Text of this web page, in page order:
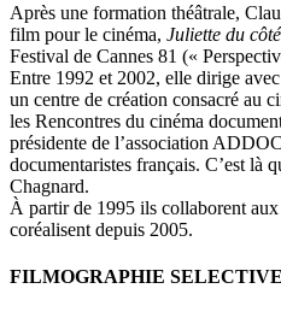
Après une formation théâtrale,
film pour le cinéma, Juliette du
Festival de Cannes 81 («
Entre 1992 et 2002, elle dirige
un centre de création consacré au
les Rencontres du cinéma
présidente de l’association
documentaristes français. C’est là
Chagnard.
À partir de 1995 ils collaborent
coréalisent depuis 2005.
FILMOGRAPHIE SELECTIVE